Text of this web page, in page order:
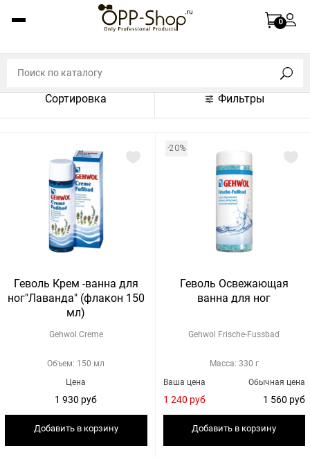
0
Сортировка Фильтры
По названию (A-Z)
По цене (по возрастанию)
По цене (по убыванию)
По популярности (по убыванию)
Показать:
120
Геволь Крем -ванна для
ног"Лаванда" (флакон 150
мл)
Gehwol Creme
Объем: 150 мл
Цена
1 930 руб
Добавить в корзину
-20%
Геволь Освежающая
ванна для ног
Gehwol Frische-Fussbad
Масса: 330 г
Обычная цена
1 560 руб
Ваша цена
1 240 руб
Добавить в корзину